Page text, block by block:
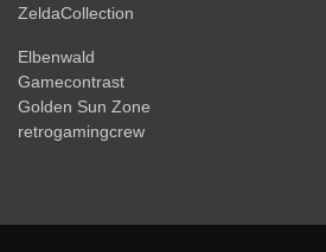
ZeldaCollection
Elbenwald
Gamecontrast
Golden Sun Zone
retrogamingcrew